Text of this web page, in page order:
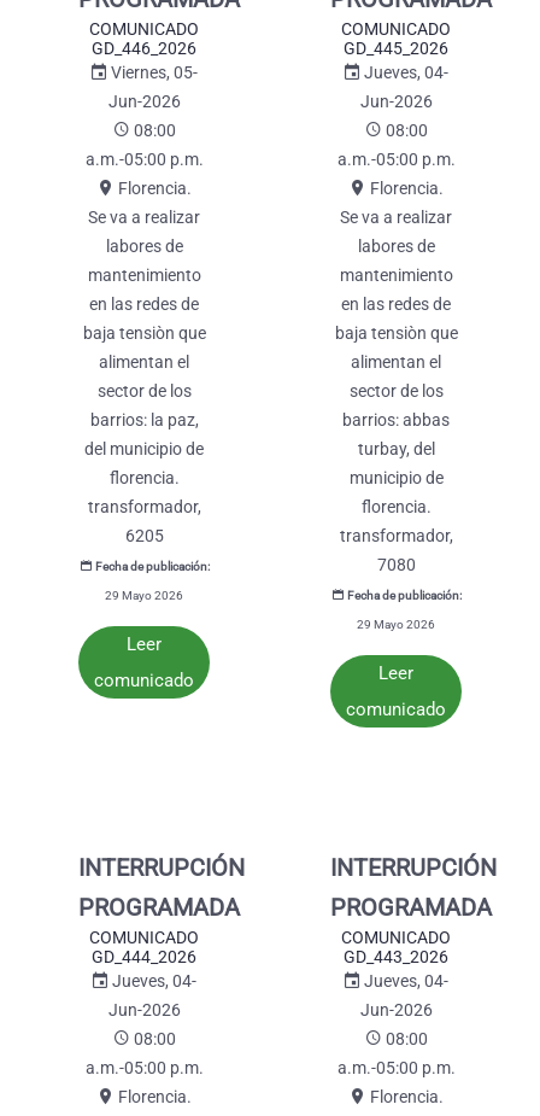
COMUNICADO
GD_446_2026
Viernes, 05-
Jun-2026
08:00
a.m.-05:00 p.m.
Florencia.
se va a realizar
labores de
mantenimiento
en las redes de
baja tensiòn que
alimentan el
sector de los
barrios: la paz,
del municipio de
florencia.
transformador,
6205
Fecha de publicación:
29 Mayo 2026
Leer
comunicado
COMUNICADO
GD_445_2026
Jueves, 04-
Jun-2026
08:00
a.m.-05:00 p.m.
Florencia.
se va a realizar
labores de
mantenimiento
en las redes de
baja tensiòn que
alimentan el
sector de los
barrios: abbas
turbay, del
municipio de
florencia.
transformador,
7080
Fecha de publicación:
29 Mayo 2026
Leer
comunicado
INTERRUPCIÓN
PROGRAMADA
COMUNICADO
GD_444_2026
Jueves, 04-
Jun-2026
08:00
a.m.-05:00 p.m.
Florencia.
INTERRUPCIÓN
PROGRAMADA
COMUNICADO
GD_443_2026
Jueves, 04-
Jun-2026
08:00
a.m.-05:00 p.m.
Florencia.